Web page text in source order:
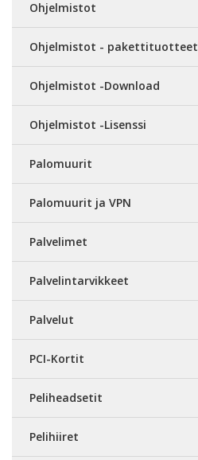
Ohjelmistot
Ohjelmistot - pakettituotteet
Ohjelmistot -Download
Ohjelmistot -Lisenssi
Palomuurit
Palomuurit ja VPN
Palvelimet
Palvelintarvikkeet
Palvelut
PCI-Kortit
Peliheadsetit
Pelihiiret